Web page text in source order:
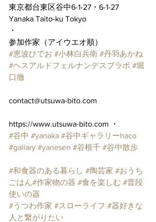
東京都台東区谷中6-1-27・6-1-27
Yanaka Taito-ku Tokyo
・
参加作家（アイウエオ順）
#恵波ひでお #小林白兵衛 #丹羽あかね
#ヘスアルドフェルナンデスブラボ #堀
口徹
contact@utsuwa-bito.com
https://www.utsuwa-bito.com ・
#谷中 #yanaka #谷中ギャラリーhaco
#gallary #yanesen #谷根千 #谷中散歩
#和食器のある暮らし #陶芸家 #おうち
ごはん#作家物の器 #食を楽しむ #普段
使いの器
#うつわ作家 #スローライフ #器好きな
人と繋がりたい